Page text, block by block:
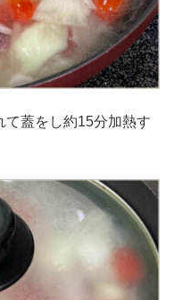
て蓋をし約15分加熱す